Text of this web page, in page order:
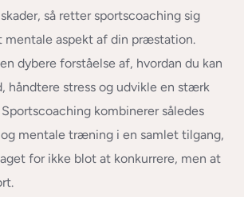
så retter sportscoaching sig
mentale aspekt af din præstation.
dybere forståelse af, hvordan du kan
håndtere stress og udvikle en stærk
kombinerer således
mentale træning i en samlet tilgang,
for ikke blot at konkurrere, men at